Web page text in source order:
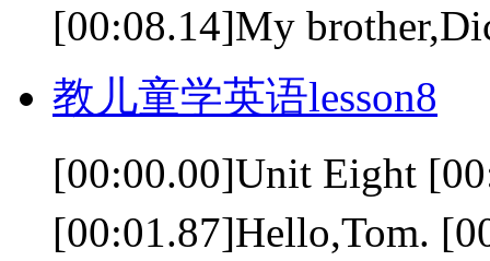
[00:08.14]My
教儿童学英语lesson8
[00:00.00]Unit Eight
[00:01.87]Hello,Tom.